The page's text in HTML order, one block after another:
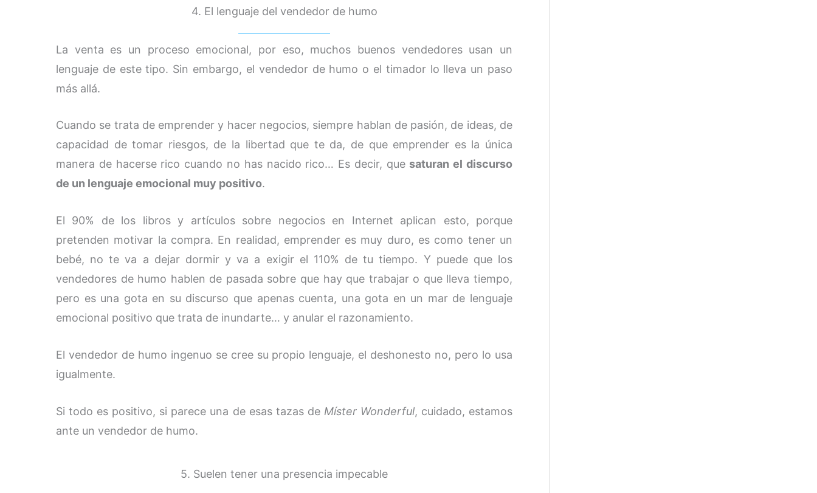
4. El lenguaje del vendedor de humo
La venta es un proceso emocional, por eso, muchos buenos vendedores usan un
lenguaje de este tipo. Sin embargo, el vendedor de humo o el timador lo lleva un paso
más allá.
Cuando se trata de emprender y hacer negocios, siempre hablan de pasión, de ideas, de
capacidad de tomar riesgos, de la libertad que te da, de que emprender es la única
manera de hacerse rico cuando no has nacido rico… Es decir, que saturan el discurso
de un lenguaje emocional muy positivo.
El 90% de los libros y artículos sobre negocios en Internet aplican esto, porque
pretenden motivar la compra. En realidad, emprender es muy duro, es como tener un
bebé, no te va a dejar dormir y va a exigir el 110% de tu tiempo. Y puede que los
vendedores de humo hablen de pasada sobre que hay que trabajar o que lleva tiempo,
pero es una gota en su discurso que apenas cuenta, una gota en un mar de lenguaje
emocional positivo que trata de inundarte… y anular el razonamiento.
El vendedor de humo ingenuo se cree su propio lenguaje, el deshonesto no, pero lo usa
igualmente.
Si todo es positivo, si parece una de esas tazas de Míster Wonderful, cuidado, estamos
ante un vendedor de humo.
5. Suelen tener una presencia impecable